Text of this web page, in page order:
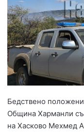
Бедствено
Община Харманли
на Хасково Мехмед